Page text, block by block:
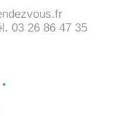
03 26 86 47 35